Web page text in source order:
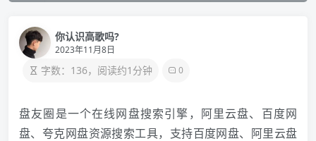
你认识高歌吗?
2023年11月8日
字数：136，阅读约1分钟 0
盘友圈是一个在线网盘搜索引擎，阿里云盘、百度网
盘、夸克网盘资源搜索工具，支持百度网盘、阿里云盘